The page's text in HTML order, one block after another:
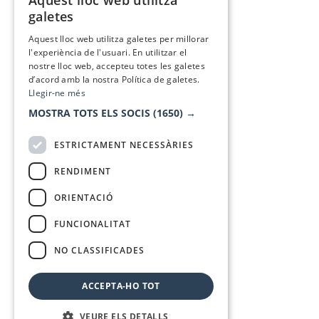
galetes
Aquest lloc web utilitza galetes per millorar
l'experiència de l'usuari. En utilitzar el
nostre lloc web, accepteu totes les galetes
d’acord amb la nostra Política de galetes.
Llegir-ne més
MOSTRA TOTS ELS SOCIS (1650) →
ESTRICTAMENT NECESSÀRIES
RENDIMENT
ORIENTACIÓ
FUNCIONALITAT
NO CLASSIFICADES
ACCEPTA-HO TOT
VEURE ELS DETALLS